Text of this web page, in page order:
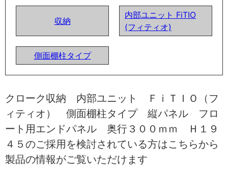
収納
内部ユニット FiTIO
(フィティオ)
側面棚柱タイプ
クローク収納 内部ユニット ＦｉＴＩＯ（フ
ィティオ） 側面棚柱タイプ 縦パネル フロ
ート用エンドパネル 奥行３００ｍｍ Ｈ１９
４５のご採用を検討されている方はこちらから
製品の情報がご覧いただけます